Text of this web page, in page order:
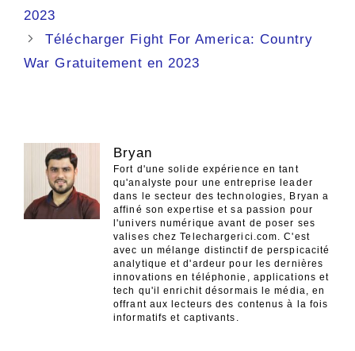
des
2023
Télécharger Fight For America: Country
War Gratuitement en 2023
Bryan
Fort d'une solide expérience en tant
qu'analyste pour une entreprise leader
dans le secteur des technologies, Bryan a
affiné son expertise et sa passion pour
l'univers numérique avant de poser ses
valises chez Telechargerici.com. C'est
avec un mélange distinctif de perspicacité
analytique et d'ardeur pour les dernières
innovations en téléphonie, applications et
tech qu'il enrichit désormais le média, en
offrant aux lecteurs des contenus à la fois
informatifs et captivants.